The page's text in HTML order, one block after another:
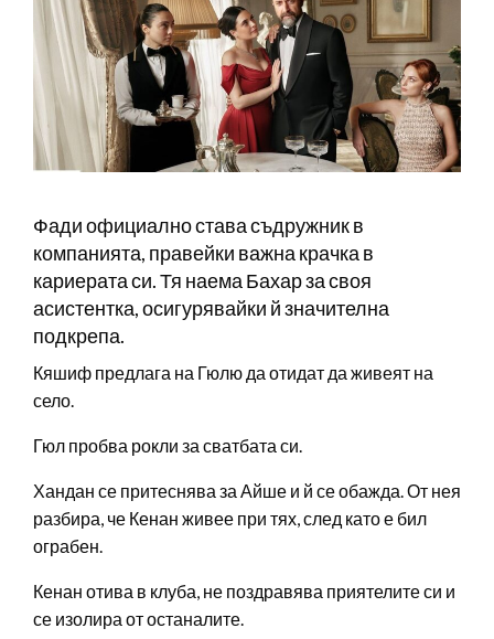
Фади официално става съдружник в
компанията, правейки важна крачка в
кариерата си. Тя наема Бахар за своя
асистентка, осигурявайки й значителна
подкрепа.
Кяшиф предлага на Гюлю да отидат да живеят на
село.
Гюл пробва рокли за сватбата си.
Хандан се притеснява за Айше и й се обажда. От нея
разбира, че Кенан живее при тях, след като е бил
ограбен.
Кенан отива в клуба, не поздравява приятелите си и
се изолира от останалите.